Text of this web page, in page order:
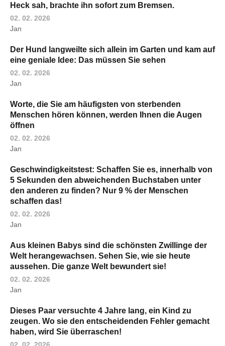
Heck sah, brachte ihn sofort zum Bremsen.
02. 02. 2026
Jan
Der Hund langweilte sich allein im Garten und kam auf
eine geniale Idee: Das müssen Sie sehen
02. 02. 2026
Jan
Worte, die Sie am häufigsten von sterbenden
Menschen hören können, werden Ihnen die Augen
öffnen
02. 02. 2026
Jan
Geschwindigkeitstest: Schaffen Sie es, innerhalb von
5 Sekunden den abweichenden Buchstaben unter
den anderen zu finden? Nur 9 % der Menschen
schaffen das!
02. 02. 2026
Jan
Aus kleinen Babys sind die schönsten Zwillinge der
Welt herangewachsen. Sehen Sie, wie sie heute
aussehen. Die ganze Welt bewundert sie!
02. 02. 2026
Jan
Dieses Paar versuchte 4 Jahre lang, ein Kind zu
zeugen. Wo sie den entscheidenden Fehler gemacht
haben, wird Sie überraschen!